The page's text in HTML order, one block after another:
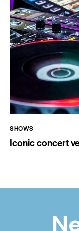
SHOWS
Iconic concert